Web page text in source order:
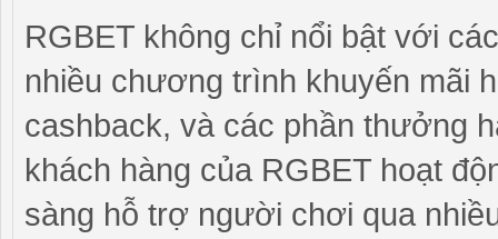
RGBET không chỉ nổi bật với
nhiều chương trình khuyến mãi
cashback, và các phần thưởng
khách hàng của RGBET hoạt
sàng hỗ trợ người chơi qua